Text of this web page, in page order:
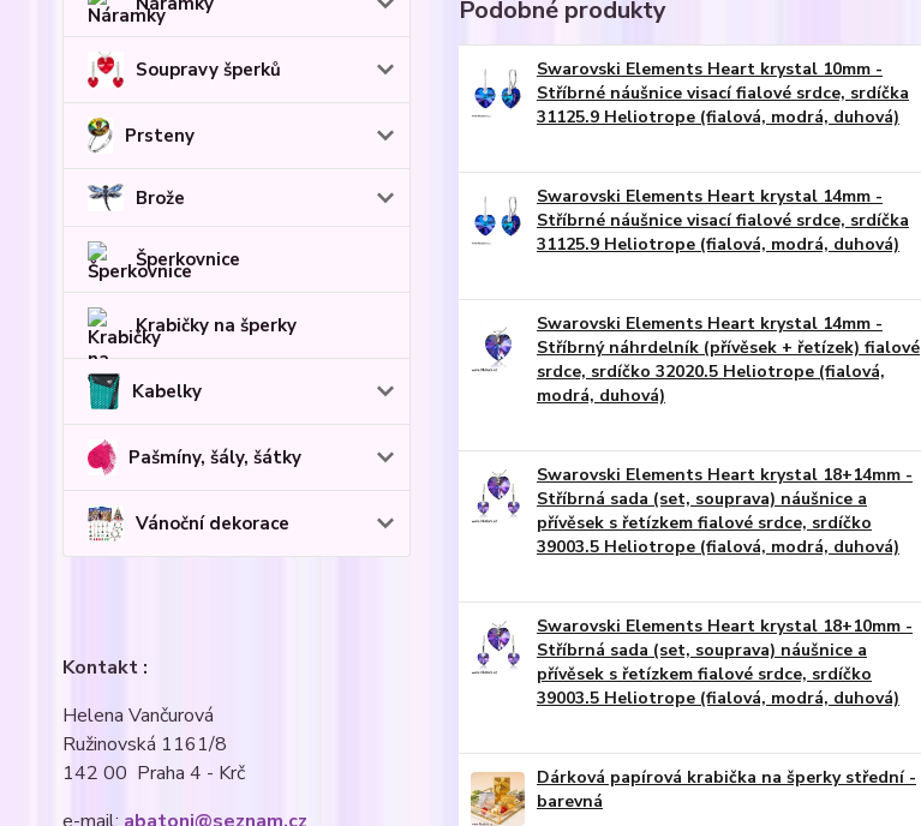
Soupravy šperků
Prsteny
Brože
Šperkovnice
Krabičky na šperky
Kabelky
Pašmíny, šály, šátky
Vánoční dekorace
Kontakt :
Helena Vančurová
Ružinovská 1161/8
142 00 Praha 4 - Krč
Podobné produkty
Swarovski Elements Heart krystal 10mm -
Stříbrné náušnice visací fialové srdce, srdíčka
31125.9 Heliotrope (fialová, modrá, duhová)
Swarovski Elements Heart krystal 14mm -
Stříbrné náušnice visací fialové srdce, srdíčka
31125.9 Heliotrope (fialová, modrá, duhová)
Swarovski Elements Heart krystal 14mm -
Stříbrný náhrdelník (přívěsek + řetízek) fialové
srdce, srdíčko 32020.5 Heliotrope (fialová,
modrá, duhová)
Swarovski Elements Heart krystal 18+14mm -
Stříbrná sada (set, souprava) náušnice a
přívěsek s řetízkem fialové srdce, srdíčko
39003.5 Heliotrope (fialová, modrá, duhová)
Swarovski Elements Heart krystal 18+10mm -
Stříbrná sada (set, souprava) náušnice a
přívěsek s řetízkem fialové srdce, srdíčko
39003.5 Heliotrope (fialová, modrá, duhová)
Dárková papírová krabička na šperky střední -
barevná